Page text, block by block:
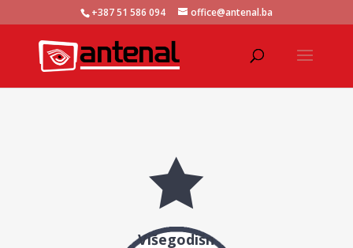
+387 51 586 094 office@antenal.ba

Višegodišn